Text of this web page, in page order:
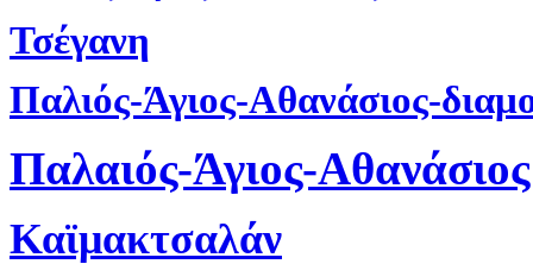
Τσέγανη
Παλιός-Άγιος-Αθανάσιος-
Παλαιός-Άγιος-Αθανάσιος
Καϊμακτσαλάν